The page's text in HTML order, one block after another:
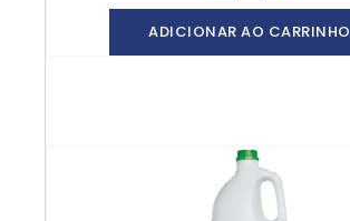
ADICIONAR AO CARRINHO